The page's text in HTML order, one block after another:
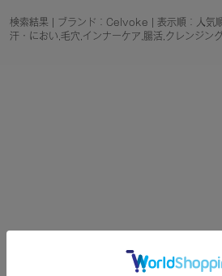
検索結果 | ブランド：Celvoke | 表示順：人気
汗・におい,毛穴,インナーケア,腸活,クレンジン